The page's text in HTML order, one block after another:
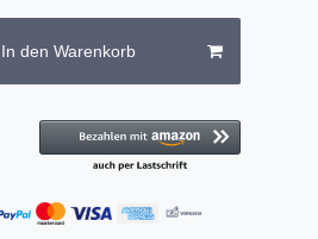
In den Warenkorb